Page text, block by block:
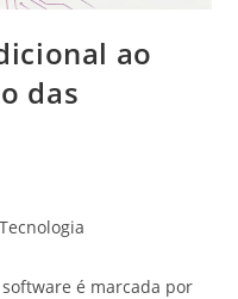
ao
das
Tecnologia
é marcada por